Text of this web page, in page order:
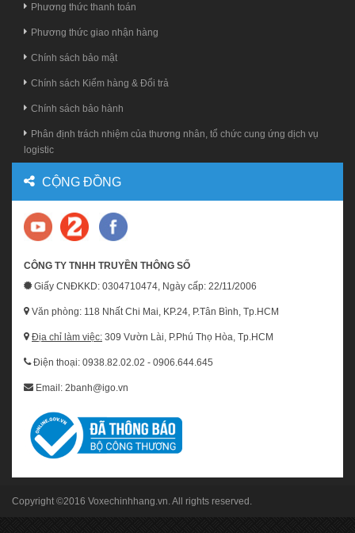
Phương thức thanh toán
Phương thức giao nhận hàng
Chính sách bảo mật
Chính sách Kiểm hàng & Đổi trả
Chính sách bảo hành
Phân định trách nhiệm của thương nhân, tổ chức cung ứng dịch vụ
logistic
CỘNG ĐỒNG
CÔNG TY TNHH TRUYỀN THÔNG SỐ
Giấy CNĐKKD: 0304710474, Ngày cấp: 22/11/2006
Văn phòng: 118 Nhất Chi Mai, KP.24, P.Tân Bình, Tp.HCM
Địa chỉ làm việc: 309 Vườn Lài, P.Phú Thọ Hòa, Tp.HCM
Điện thoại: 0938.82.02.02 - 0906.644.645
Email: 2banh@igo.vn
Copyright ©2016 Voxechinhhang.vn. All rights reserved.